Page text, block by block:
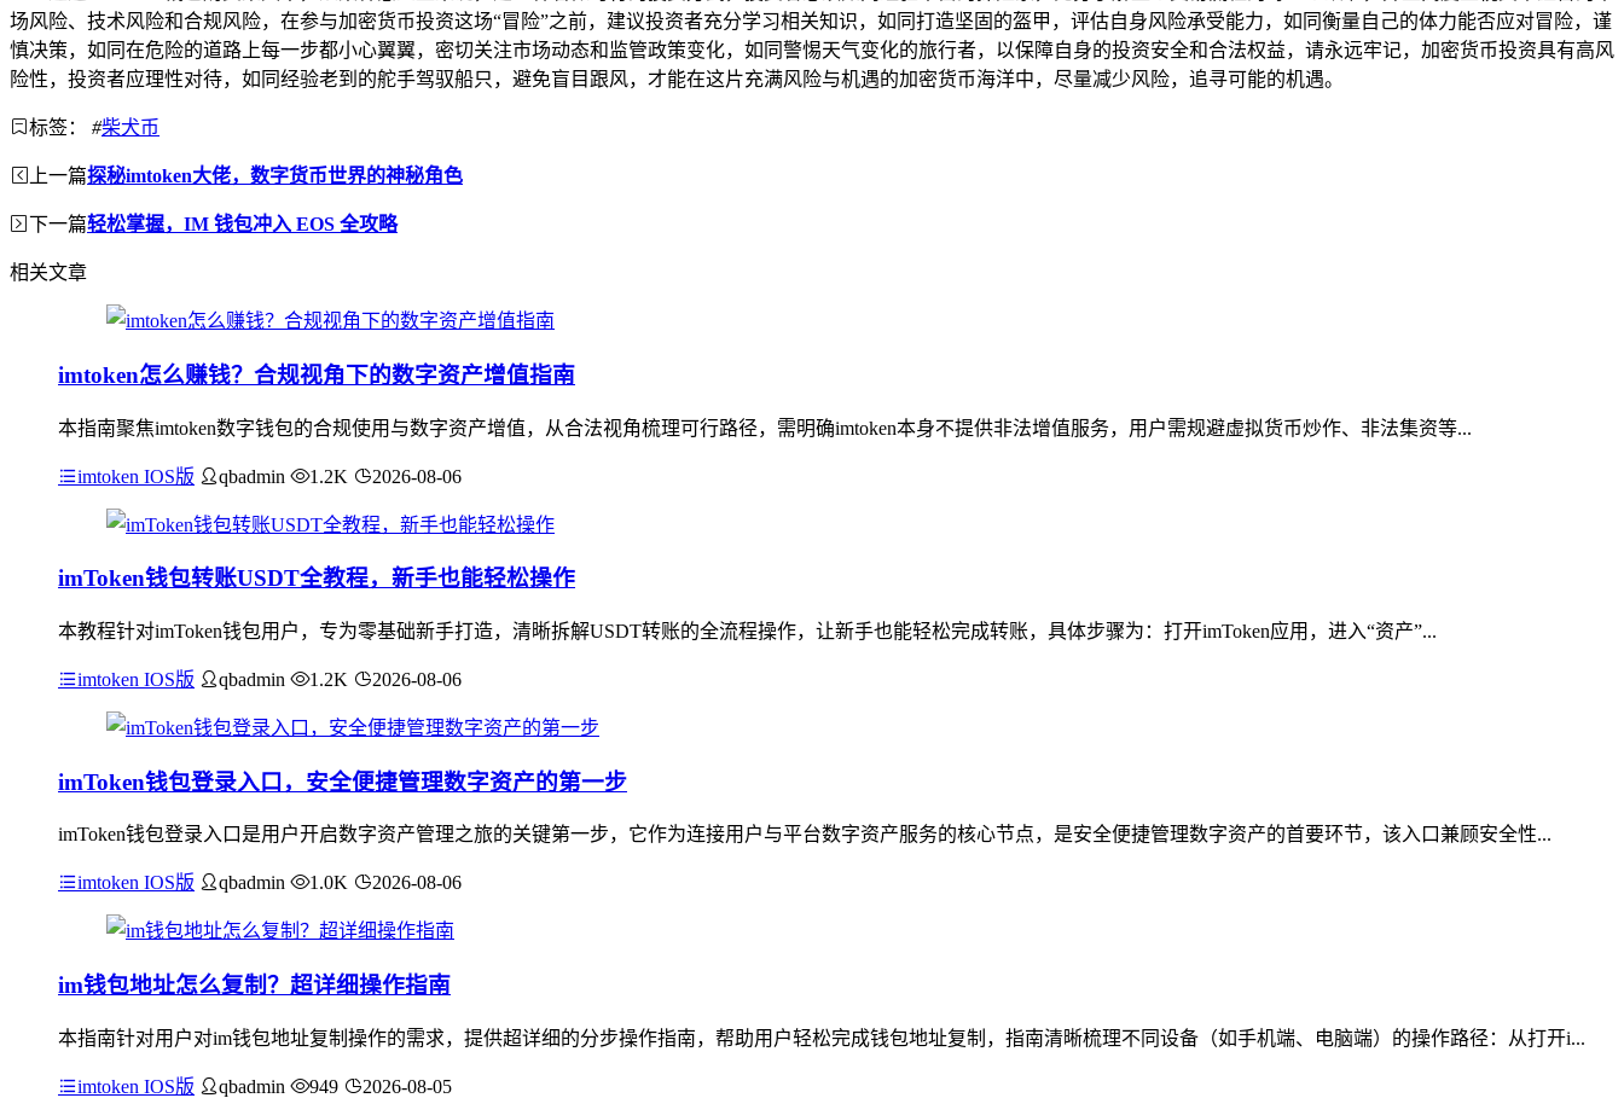
场风险、技术风险和合规风险，在参与加密货币投资这场“冒险”之前，建议投资者充分学习相关知识，如同打造坚固的盔甲，评估自身风险承受能力，如同衡量自己的体力能否应对冒险，谨
慎决策，如同在危险的道路上每一步都小心翼翼，密切关注市场动态和监管政策变化，如同警惕天气变化的旅行者，以保障自身的投资安全和合法权益，请永远牢记，加密货币投资具有高风
险性，投资者应理性对待，如同经验老到的舵手驾驭船只，避免盲目跟风，才能在这片充满风险与机遇的加密货币海洋中，尽量减少风险，追寻可能的机遇。
标签： #柴犬币
上一篇探秘imtoken大佬，数字货币世界的神秘角色
下一篇轻松掌握，IM 钱包冲入 EOS 全攻略
相关文章
imtoken怎么赚钱？合规视角下的数字资产增值指南
本指南聚焦imtoken数字钱包的合规使用与数字资产增值，从合法视角梳理可行路径，需明确imtoken本身不提供非法增值服务，用户需规避虚拟货币炒作、非法集资等...
imtoken IOS版 qbadmin 1.2K 2026-08-06
imToken钱包转账USDT全教程，新手也能轻松操作
本教程针对imToken钱包用户，专为零基础新手打造，清晰拆解USDT转账的全流程操作，让新手也能轻松完成转账，具体步骤为：打开imToken应用，进入“资产”...
imtoken IOS版 qbadmin 1.2K 2026-08-06
imToken钱包登录入口，安全便捷管理数字资产的第一步
imToken钱包登录入口是用户开启数字资产管理之旅的关键第一步，它作为连接用户与平台数字资产服务的核心节点，是安全便捷管理数字资产的首要环节，该入口兼顾安全性...
imtoken IOS版 qbadmin 1.0K 2026-08-06
im钱包地址怎么复制？超详细操作指南
本指南针对用户对im钱包地址复制操作的需求，提供超详细的分步操作指南，帮助用户轻松完成钱包地址复制，指南清晰梳理不同设备（如手机端、电脑端）的操作路径：从打开i...
imtoken IOS版 qbadmin 949 2026-08-05